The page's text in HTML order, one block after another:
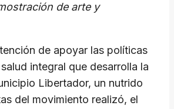
de arte y
de apoyar las políticas
integral que desarrolla la
Libertador, un nutrido
del movimiento realizó, el